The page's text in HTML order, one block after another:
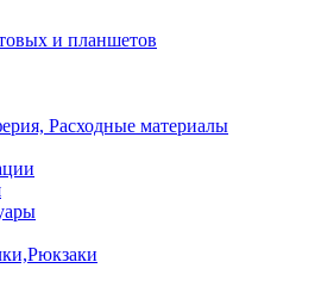
и планшетов
Расходные материалы